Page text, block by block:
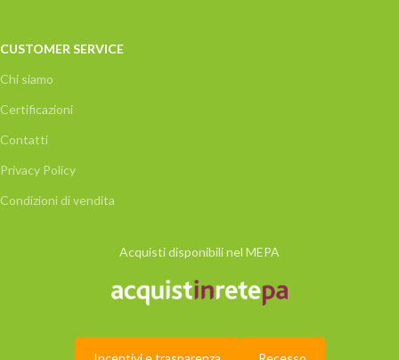
CUSTOMER SERVICE
Chi siamo
Certificazioni
Contatti
Privacy Policy
Condizioni di vendita
Acquisti disponibili nel MEPA